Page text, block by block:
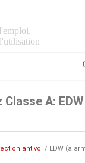
A:
antivol / EDW